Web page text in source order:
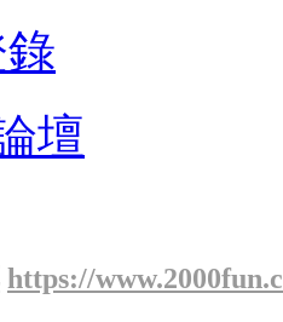
壇
https://